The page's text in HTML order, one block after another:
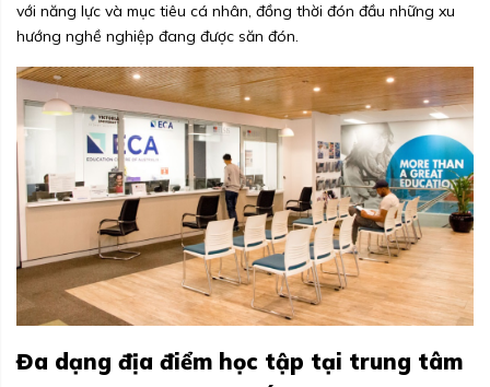
với năng lực và mục tiêu cá nhân, đồng thời đón đầu những xu
hướng nghề nghiệp đang được săn đón.
Đa dạng địa điểm học tập tại trung tâm